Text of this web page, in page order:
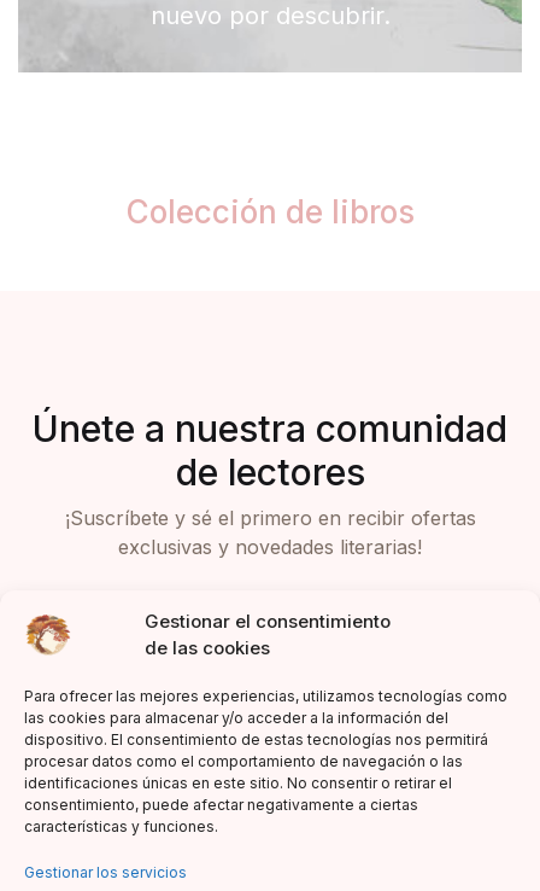
Gestionar el consentimiento
de las cookies
Para ofrecer las mejores experiencias, utilizamos tecnologías como
las cookies para almacenar y/o acceder a la información del
dispositivo. El consentimiento de estas tecnologías nos permitirá
procesar datos como el comportamiento de navegación o las
identificaciones únicas en este sitio. No consentir o retirar el
consentimiento, puede afectar negativamente a ciertas
características y funciones.
Gestionar los servicios
nuevo por descubrir.
Colección de libros
Únete a nuestra comunidad
de lectores
¡Suscríbete y sé el primero en recibir ofertas
exclusivas y novedades literarias!
Acepto la política de privacidad